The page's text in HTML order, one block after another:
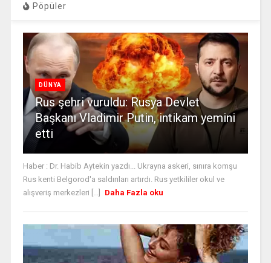
Pöpüler
DÜNYA
Rus şehri vuruldu: Rusya Devlet
Başkanı Vladimir Putin, intikam yemini
etti
Haber : Dr. Habib Aytekin yazdı... Ukrayna askeri, sınıra komşu
Rus kenti Belgorod'a saldırıları artırdı. Rus yetkililer okul ve
alışveriş merkezleri [...]
Daha Fazla oku